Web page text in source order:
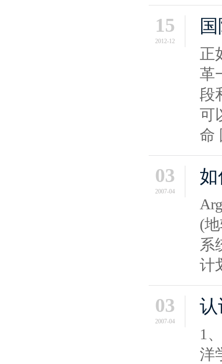
15
2012-12
正
革
段
可
命
03
2007-04
(
系
计
03
2007-04
1
洋